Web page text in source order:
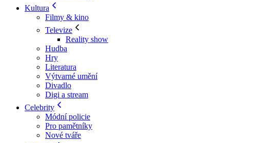
Kultura
Filmy & kino
Televize
Reality show
Hudba
Hry
Literatura
Výtvarné umění
Divadlo
Digi a stream
Celebrity
Módní policie
Pro pamětníky
Nové tváře